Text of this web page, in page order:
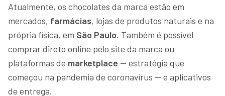
Atualmente, os chocolates da marca estão em
mercados, farmácias, lojas de produtos naturais e na
própria física, em São Paulo. Também é possível
comprar direto online pelo site da marca ou
plataformas de marketplace — estratégia que
começou na pandemia de coronavírus — e aplicativos
de entrega.